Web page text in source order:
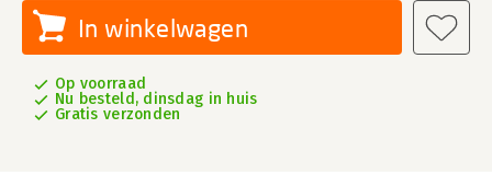
In winkelwagen
Op voorraad
Nu besteld, dinsdag in huis
Gratis verzonden